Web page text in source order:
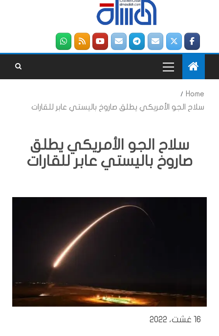
Home
سلاح الجو الأمريكي يطلق صاروخ باليستي عابر للقارات
سلاح الجو الأمريكي يطلق
صاروخ باليستي عابر للقارات
16 غشت، 2022